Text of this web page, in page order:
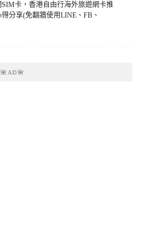
卡，香港自由行海外旅遊網卡推
分享(免翻牆使用LINE、FB、
🌺AD🌺